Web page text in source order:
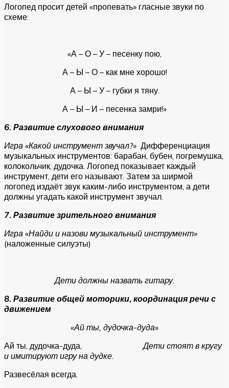
Логопед просит детей «пропевать» гласные звуки по
схеме:
«А – О – У – песенку пою,
А – Ы – О – как мне хорошо!
А – Ы – У – губки я тяну.
А – Ы – И – песенка замри!»
6. Развитие слухового внимания
Игра «Какой инструмент звучал?» Дифференциация
музыкальных инструментов: барабан, бубен, погремушка,
колокольчик, дудочка. Логопед показывает каждый
инструмент, дети его называют. Затем за ширмой
логопед издаёт звук каким-либо инструментом, а дети
должны угадать какой инструмент звучал.
7. Развитие зрительного внимания
Игра «Найди и назови музыкальный инструмент»
(наложенные силуэты)
Дети должны назвать гитару.
8. Развитие общей моторики, координация речи с
движением
«Ай ты, дудочка-дуда»
Ай ты, дудочка-дуда,Дети стоят в кругу
и имитируют игру на дудке.
Развесёлая всегда.